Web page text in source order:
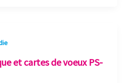
et cartes de voeux PS-